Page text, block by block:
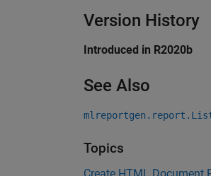
Version History
Introduced in R2020b
See Also
Topics